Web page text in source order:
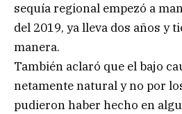
sequía regional empezó a
del 2019, ya lleva dos años y
manera.
También aclaró que el bajo
netamente natural y no por
pudieron haber hecho en